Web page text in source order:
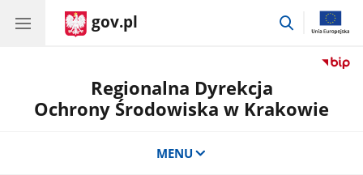
gov.pl
przejdź
Regionalna Dyrekcja
Ochrony Środowiska w Krakowie
MENU